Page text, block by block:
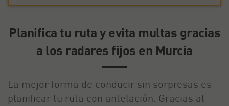
Planifica tu ruta y evita multas gracias
a los radares fijos en Murcia
La mejor forma de conducir sin sorpresas es
planificar tu ruta con antelación. Gracias al